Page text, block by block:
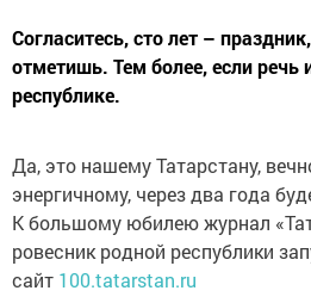
Согласитесь, сто лет –
отметишь. Тем более, если речь
республике.
Да, это нашему Татарстану,
энергичному, через два года
К большому юбилею журнал
ровесник родной республики
сайт 100.tatarstan.ru